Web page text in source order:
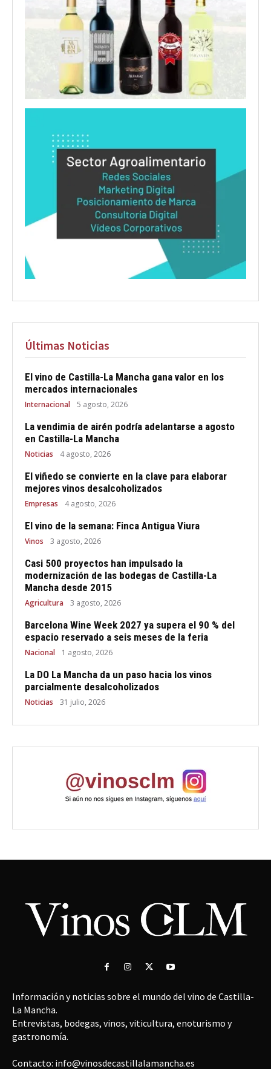
Últimas Noticias
El vino de Castilla-La Mancha gana valor en los
mercados internacionales
Internacional 5 agosto, 2026
La vendimia de airén podría adelantarse a agosto
en Castilla-La Mancha
Noticias 4 agosto, 2026
El viñedo se convierte en la clave para elaborar
mejores vinos desalcoholizados
Empresas 4 agosto, 2026
El vino de la semana: Finca Antigua Viura
Vinos 3 agosto, 2026
Casi 500 proyectos han impulsado la
modernización de las bodegas de Castilla-La
Mancha desde 2015
Agricultura 3 agosto, 2026
Barcelona Wine Week 2027 ya supera el 90 % del
espacio reservado a seis meses de la feria
Nacional 1 agosto, 2026
La DO La Mancha da un paso hacia los vinos
parcialmente desalcoholizados
Noticias 31 julio, 2026
Información y noticias sobre el mundo del vino de Castilla-
La Mancha.
Entrevistas, bodegas, vinos, viticultura, enoturismo y
gastronomía.
Contacto: info@vinosdecastillalamancha.es